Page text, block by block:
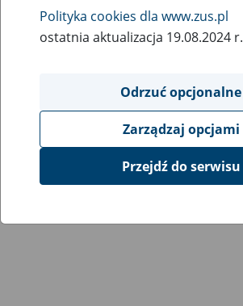
Polityka cookies dla www.zus.pl
ostatnia aktualizacja 19.08.2024 r.
Odrzuć opcjonalne
Zarządzaj opcjami
Przejdź do serwisu